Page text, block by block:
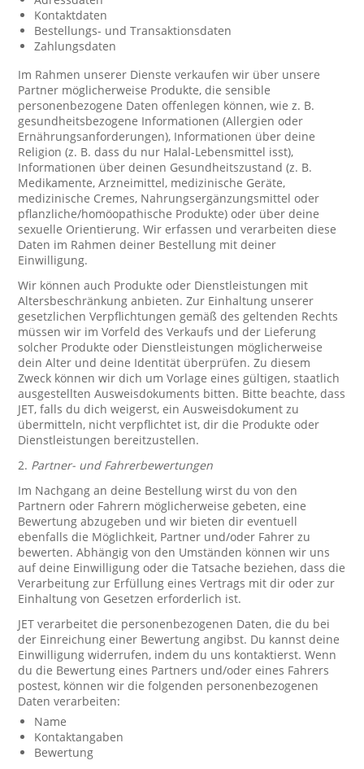
Kontaktdaten
Bestellungs- und Transaktionsdaten
Zahlungsdaten
Im Rahmen unserer Dienste verkaufen wir über unsere
Partner möglicherweise Produkte, die sensible
personenbezogene Daten offenlegen können, wie z. B.
gesundheitsbezogene Informationen (Allergien oder
Ernährungsanforderungen), Informationen über deine
Religion (z. B. dass du nur Halal-Lebensmittel isst),
Informationen über deinen Gesundheitszustand (z. B.
Medikamente, Arzneimittel, medizinische Geräte,
medizinische Cremes, Nahrungsergänzungsmittel oder
pflanzliche/homöopathische Produkte) oder über deine
sexuelle Orientierung. Wir erfassen und verarbeiten diese
Daten im Rahmen deiner Bestellung mit deiner
Einwilligung.
Wir können auch Produkte oder Dienstleistungen mit
Altersbeschränkung anbieten. Zur Einhaltung unserer
gesetzlichen Verpflichtungen gemäß des geltenden Rechts
müssen wir im Vorfeld des Verkaufs und der Lieferung
solcher Produkte oder Dienstleistungen möglicherweise
dein Alter und deine Identität überprüfen. Zu diesem
Zweck können wir dich um Vorlage eines gültigen, staatlich
ausgestellten Ausweisdokuments bitten. Bitte beachte, dass
JET, falls du dich weigerst, ein Ausweisdokument zu
übermitteln, nicht verpflichtet ist, dir die Produkte oder
Dienstleistungen bereitzustellen.
2. Partner- und Fahrerbewertungen
Im Nachgang an deine Bestellung wirst du von den
Partnern oder Fahrern möglicherweise gebeten, eine
Bewertung abzugeben und wir bieten dir eventuell
ebenfalls die Möglichkeit, Partner und/oder Fahrer zu
bewerten. Abhängig von den Umständen können wir uns
auf deine Einwilligung oder die Tatsache beziehen, dass die
Verarbeitung zur Erfüllung eines Vertrags mit dir oder zur
Einhaltung von Gesetzen erforderlich ist.
JET verarbeitet die personenbezogenen Daten, die du bei
der Einreichung einer Bewertung angibst. Du kannst deine
Einwilligung widerrufen, indem du uns kontaktierst. Wenn
du die Bewertung eines Partners und/oder eines Fahrers
postest, können wir die folgenden personenbezogenen
Daten verarbeiten:
Name
Kontaktangaben
Bewertung